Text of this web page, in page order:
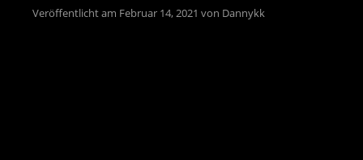
Veröffentlicht am Februar 14, 2021 von Dannykk